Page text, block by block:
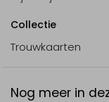
Collectie
Trouwkaarten
Nog meer in